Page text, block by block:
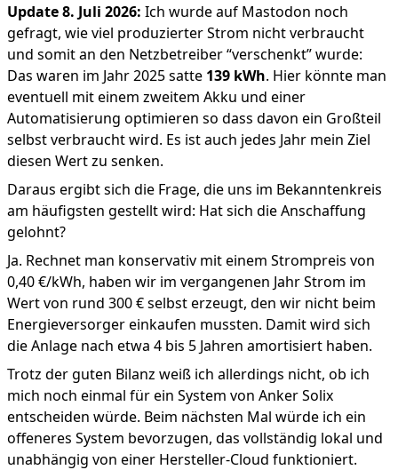
Update 8. Juli 2026: Ich wurdeauf Mastodon noch
gefragt, wie viel produzierter Strom nicht verbraucht
und somit an den Netzbetreiber “verschenkt” wurde:
Das waren im Jahr 2025 satte 139 kWh. Hier könnte man
eventuell mit einem zweitem Akku und einer
Automatisierung optimieren so dass davon ein Großteil
selbst verbraucht wird. Es ist auch jedes Jahr mein Ziel
diesen Wert zu senken.
Daraus ergibt sich die Frage, die uns im Bekanntenkreis
am häufigsten gestellt wird: Hat sich die Anschaffung
gelohnt?
Ja. Rechnet man konservativ mit einem Strompreis von
0,40 €/kWh, haben wir im vergangenen Jahr Strom im
Wert von rund 300 € selbst erzeugt, den wir nicht beim
Energieversorger einkaufen mussten. Damit wird sich
die Anlage nach etwa 4 bis 5 Jahren amortisiert haben.
Trotz der guten Bilanz weiß ich allerdings nicht, ob ich
mich noch einmal für ein System von Anker Solix
entscheiden würde. Beim nächsten Mal würde ich ein
offeneres System bevorzugen, das vollständig lokal und
unabhängig von einer Hersteller-Cloud funktioniert.